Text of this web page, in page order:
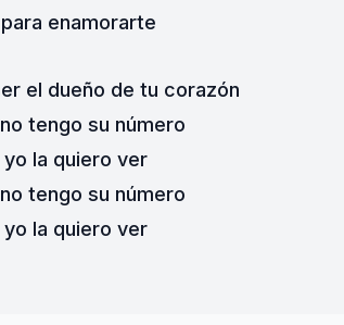
enamorarte
el dueño de tu corazón
tengo su número
la quiero ver
tengo su número
la quiero ver